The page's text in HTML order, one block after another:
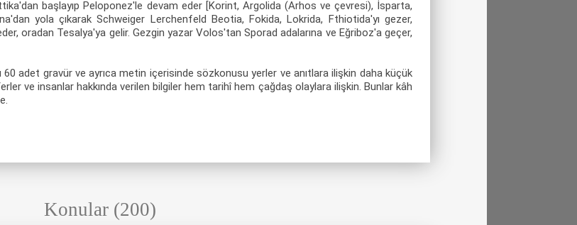
başlayıp Peloponez'le devam eder [Korint, Argolida (Arhos ve çevresi), İsparta,
yola çıkarak Schweiger Lerchenfeld Beotia, Fokida, Lokrida, Fthiotida'yı gezer,
oradan Tesalya'ya gelir. Gezgin yazar Volos'tan Sporad adalarına ve Eğriboz'a geçer,
60 adet gravür ve ayrıca metin içerisinde sözkonusu yerler ve anıtlara ilişkin daha küçük
ve insanlar hakkında verilen bilgiler hem tarihî hem çağdaş olaylara ilişkin. Bunlar kâh
Konular (200)